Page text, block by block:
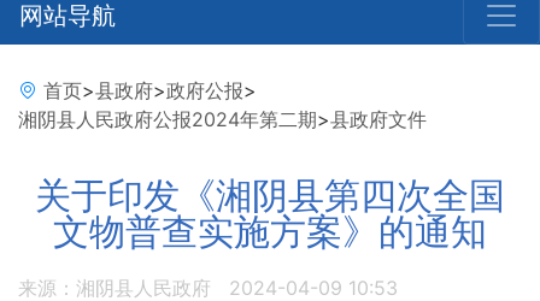
网站导航
首页>县政府>政府公报>
湘阴县人民政府公报2024年第二期>县政府文件
关于印发《湘阴县第四次全国
文物普查实施方案》的通知
来源：湘阴县人民政府
2024-04-09 10:53